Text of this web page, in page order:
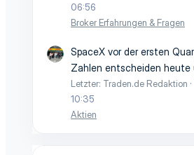
06:56
Broker Erfahrungen & Fragen
SpaceX vor der ersten
Zahlen entscheiden heute
Letzter: Traden.de Redaktion
10:35
Aktien